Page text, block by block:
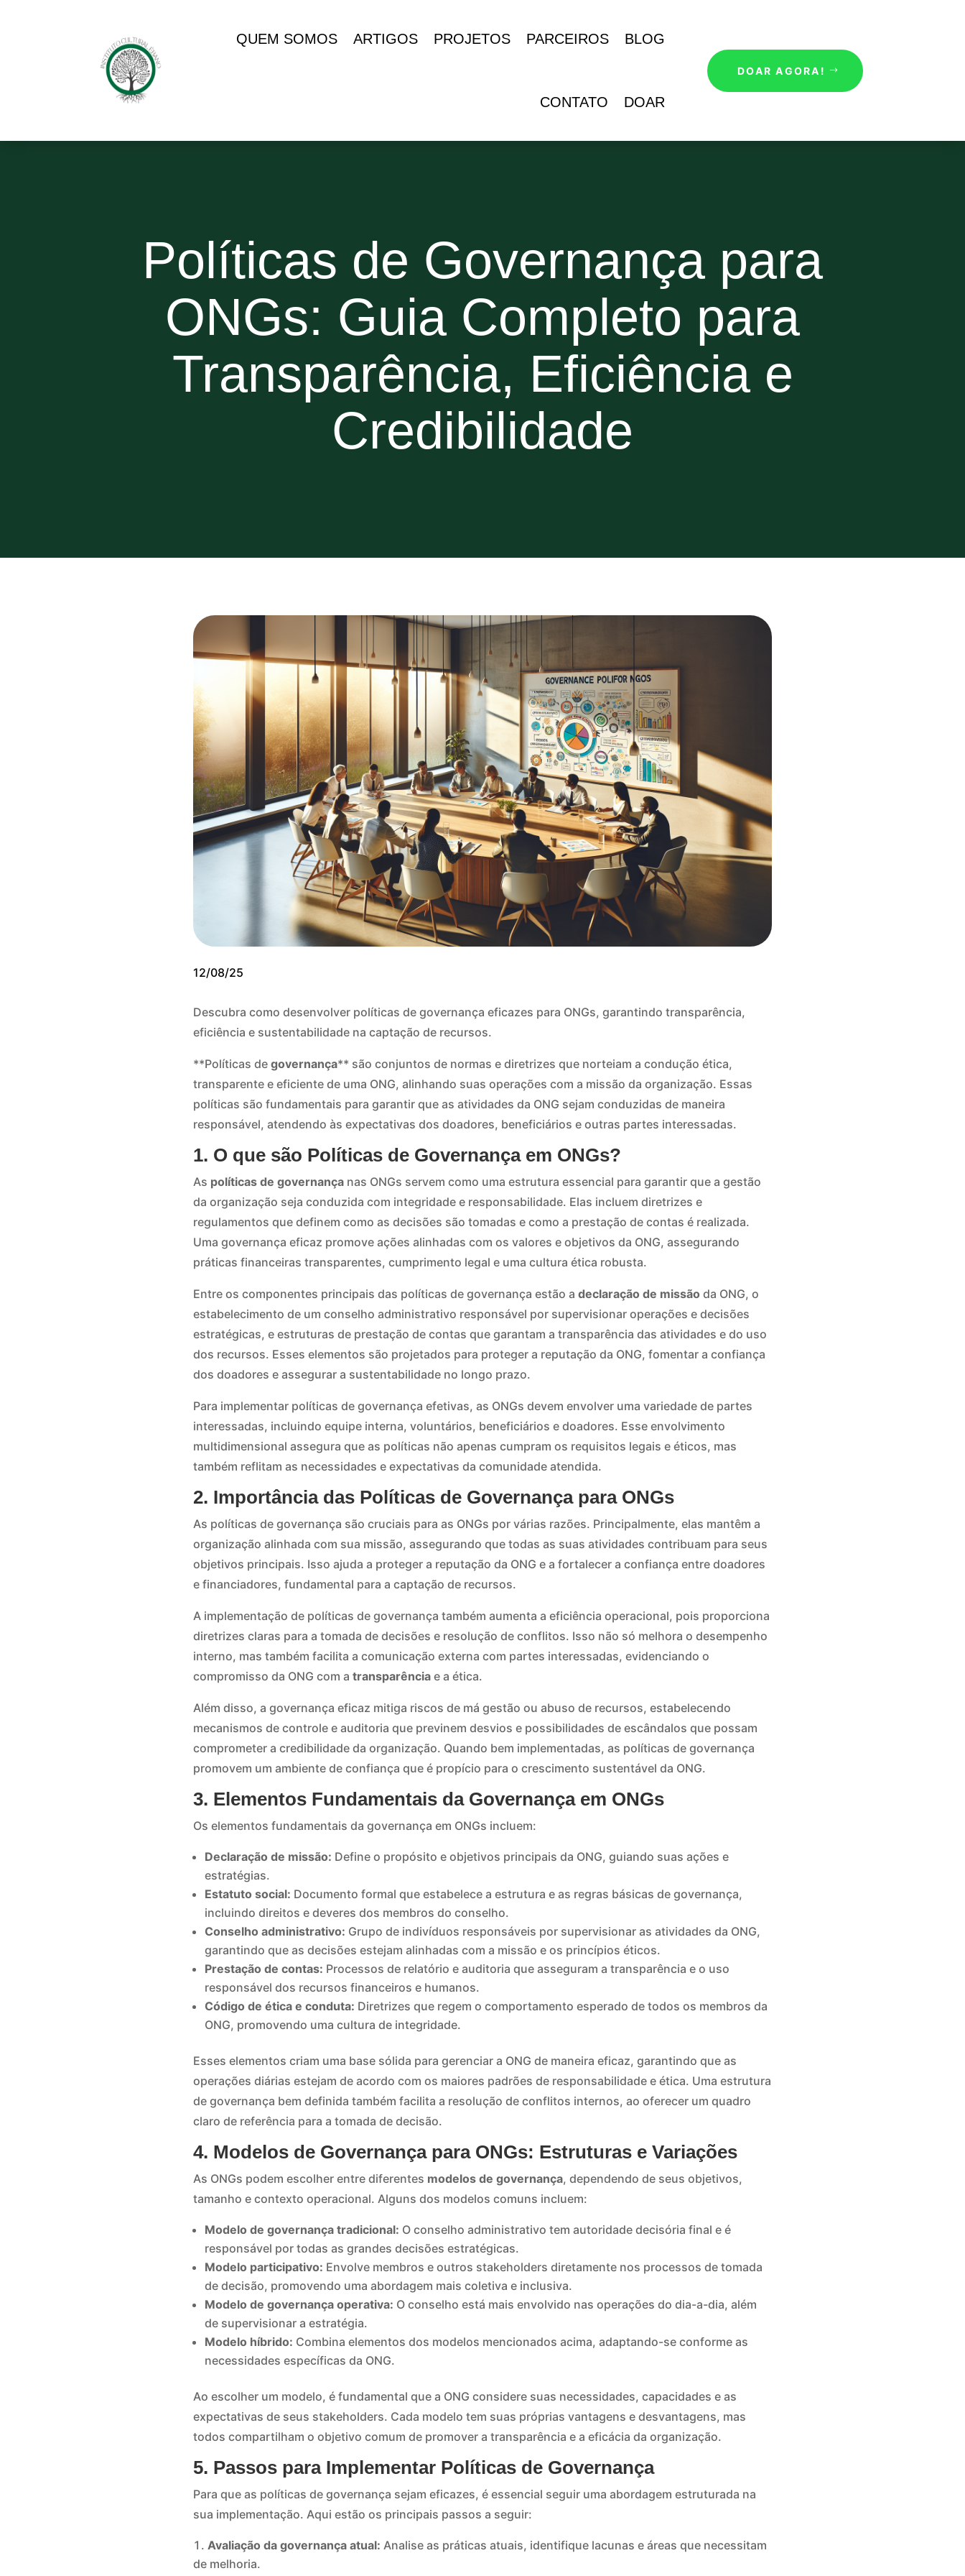
QUEM SOMOS ARTIGOS PROJETOS PARCEIROS BLOG
CONTATO DOAR
DOAR AGORA!
Políticas de Governança para
ONGs: Guia Completo para
Transparência, Eficiência e
Credibilidade
12/08/25
Descubra como desenvolver políticas de governança eficazes para ONGs, garantindo transparência,
eficiência e sustentabilidade na captação de recursos.
**Políticas de governança** são conjuntos de normas e diretrizes que norteiam a condução ética,
transparente e eficiente de uma ONG, alinhando suas operações com a missão da organização. Essas
políticas são fundamentais para garantir que as atividades da ONG sejam conduzidas de maneira
responsável, atendendo às expectativas dos doadores, beneficiários e outras partes interessadas.
1. O que são Políticas de Governança em ONGs?
As políticas de governançanas ONGs servem como uma estrutura essencial para garantir que a gestão
da organização seja conduzida com integridade e responsabilidade. Elas incluem diretrizes e
regulamentos que definem como as decisões são tomadas e como a prestação de contas é realizada.
Uma governança eficaz promove ações alinhadas com os valores e objetivos da ONG, assegurando
práticas financeiras transparentes, cumprimento legal e uma cultura ética robusta.
Entre os componentes principais das políticas de governança estão a declaração de missão da ONG, o
estabelecimento de um conselho administrativo responsável por supervisionar operações e decisões
estratégicas, e estruturas de prestação de contas que garantam a transparência das atividades e do uso
dos recursos. Esses elementos são projetados para proteger a reputação da ONG, fomentar a confiança
dos doadores e assegurar a sustentabilidade no longo prazo.
Para implementar políticas de governança efetivas, as ONGs devem envolver uma variedade de partes
interessadas, incluindo equipe interna, voluntários, beneficiários e doadores. Esse envolvimento
multidimensional assegura que as políticas não apenas cumpram os requisitos legais e éticos, mas
também reflitam as necessidades e expectativas da comunidade atendida.
2. Importância das Políticas de Governança para ONGs
As políticas de governança são cruciais para as ONGs por várias razões. Principalmente, elas mantêm a
organização alinhada com sua missão, assegurando que todas as suas atividades contribuam para seus
objetivos principais. Isso ajuda a proteger a reputação da ONG e a fortalecer a confiança entre doadores
e financiadores, fundamental para a captação de recursos.
A implementação de políticas de governança também aumenta a eficiência operacional, pois proporciona
diretrizes claras para a tomada de decisões e resolução de conflitos. Isso não só melhora o desempenho
interno, mas também facilita a comunicação externa com partes interessadas, evidenciando o
compromisso da ONG com a transparênciae a ética.
Além disso, a governança eficaz mitiga riscos de má gestão ou abuso de recursos, estabelecendo
mecanismos de controle e auditoria que previnem desvios e possibilidades de escândalos que possam
comprometer a credibilidade da organização. Quando bem implementadas, as políticas de governança
promovem um ambiente de confiança que é propício para o crescimento sustentável da ONG.
3. Elementos Fundamentais da Governança em ONGs
Os elementos fundamentais da governança em ONGs incluem:
Declaração de missão: Define o propósito e objetivos principais da ONG, guiando suas ações e
estratégias.
Estatuto social: Documento formal que estabelece a estrutura e as regras básicas de governança,
incluindo direitos e deveres dos membros do conselho.
Conselho administrativo: Grupo de indivíduos responsáveis por supervisionar as atividades da ONG,
garantindo que as decisões estejam alinhadas com a missão e os princípios éticos.
Prestação de contas: Processos de relatório e auditoria que asseguram a transparência e o uso
responsável dos recursos financeiros e humanos.
Código de ética e conduta: Diretrizes que regem o comportamento esperado de todos os membros da
ONG, promovendo uma cultura de integridade.
Esses elementos criam uma base sólida para gerenciar a ONG de maneira eficaz, garantindo que as
operações diárias estejam de acordo com os maiores padrões de responsabilidade e ética. Uma estrutura
de governança bem definida também facilita a resolução de conflitos internos, ao oferecer um quadro
claro de referência para a tomada de decisão.
4. Modelos de Governança para ONGs: Estruturas e Variações
As ONGs podem escolher entre diferentes modelos de governança, dependendo de seus objetivos,
tamanho e contexto operacional. Alguns dos modelos comuns incluem:
Modelo de governança tradicional: O conselho administrativo tem autoridade decisória final e é
responsável por todas as grandes decisões estratégicas.
Modelo participativo: Envolve membros e outros stakeholders diretamente nos processos de tomada
de decisão, promovendo uma abordagem mais coletiva e inclusiva.
Modelo de governança operativa: O conselho está mais envolvido nas operações do dia-a-dia, além
de supervisionar a estratégia.
Modelo híbrido: Combina elementos dos modelos mencionados acima, adaptando-se conforme as
necessidades específicas da ONG.
Ao escolher um modelo, é fundamental que a ONG considere suas necessidades, capacidades e as
expectativas de seus stakeholders. Cada modelo tem suas próprias vantagens e desvantagens, mas
todos compartilham o objetivo comum de promover a transparência e a eficácia da organização.
5. Passos para Implementar Políticas de Governança
Para que as políticas de governança sejam eficazes, é essencial seguir uma abordagem estruturada na
sua implementação. Aqui estão os principais passos a seguir:
Avaliação da governança atual: Analise as práticas atuais, identifique lacunas e áreas que necessitam
de melhoria.